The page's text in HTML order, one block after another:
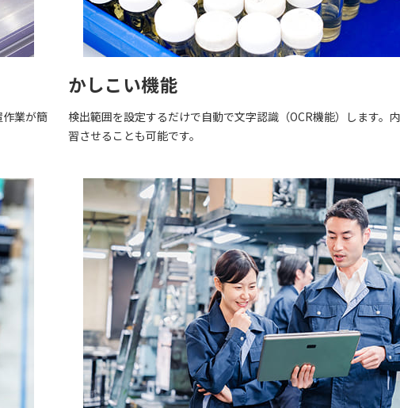
業が簡
かしこい機能
検出範囲を設定するだけで自動で文字認識（OCR機能）します。
習させることも可能です。